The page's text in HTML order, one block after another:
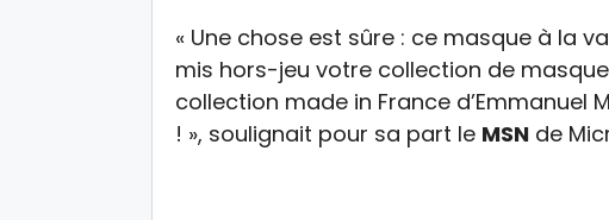
« Une chose est sûre : ce masque à la
mis hors-jeu votre collection de
collection made in France d’Emmanuel
! », soulignait pour sa part le MSN de